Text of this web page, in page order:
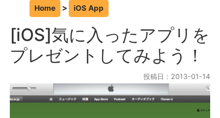
Home iOS App
[iOS]気に入ったアプリを
プレゼントしてみよう！
投稿日：2013-01-14